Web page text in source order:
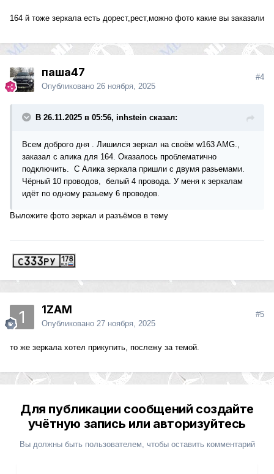
164 й тоже зеркала есть дорест,рест,можно фото какие вы заказали
паша47
Опубликовано 26 ноября, 2025
#4
В 26.11.2025 в 05:56, inhstein сказал:
Всем доброго дня . Лишился зеркал на своём w163 AMG.,
заказал с алика для 164. Оказалось проблематично
подключить. С Алика зеркала пришли с двумя разьемами.
Чёрный 10 проводов, белый 4 провода. У меня к зеркалам
идёт по одному разьему 6 проводов.
Выложите фото зеркал и разъёмов в тему
1ZAM
Опубликовано 27 ноября, 2025
#5
то же зеркала хотел прикупить, послежу за темой.
Для публикации сообщений создайте
учётную запись или авторизуйтесь
Вы должны быть пользователем, чтобы оставить комментарий